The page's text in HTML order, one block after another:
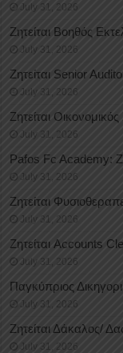
July 31, 2026
Ζητείται Βοηθός
July 31, 2026
Ζητείται Senior
July 31, 2026
Ζητείται
July 31, 2026
Pafos Fc Academy:
July 31, 2026
Ζητείται
July 31, 2026
Ζητείται Accounts
July 31, 2026
Παγκύπριος
July 31, 2026
Ζητείται Δάκαλος/
July 31, 2026